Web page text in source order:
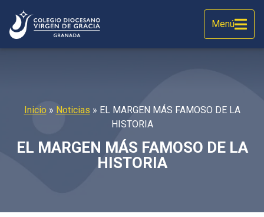
Menú
Inicio » Noticias » EL MARGEN MÁS FAMOSO DE LA
HISTORIA
EL MARGEN MÁS FAMOSO DE LA
HISTORIA